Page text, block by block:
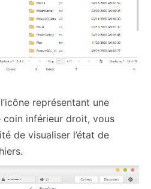
représentant une
coin inférieur droit, vous
de visualiser l’état de